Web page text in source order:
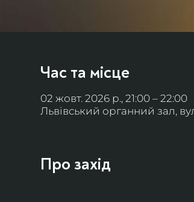
Час та місце
02 жовт. 2026 р., 21:00 – 22:00
Львівський органний зал,
Про захід